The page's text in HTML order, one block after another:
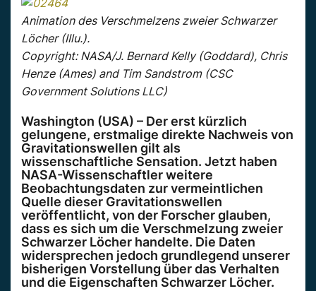
Animation des Verschmelzens zweier Schwarzer
Löcher (IIlu.).
Copyright: NASA/J. Bernard Kelly (Goddard), Chris
Henze (Ames) and Tim Sandstrom (CSC
Government Solutions LLC)
Washington (USA) – Der erst kürzlich
gelungene, erstmalige direkte Nachweis von
Gravitationswellen gilt als
wissenschaftliche Sensation. Jetzt haben
NASA-Wissenschaftler weitere
Beobachtungsdaten zur vermeintlichen
Quelle dieser Gravitationswellen
veröffentlicht, von der Forscher glauben,
dass es sich um die Verschmelzung zweier
Schwarzer Löcher handelte. Die Daten
widersprechen jedoch grundlegend unserer
bisherigen Vorstellung über das Verhalten
und die Eigenschaften Schwarzer Löcher.